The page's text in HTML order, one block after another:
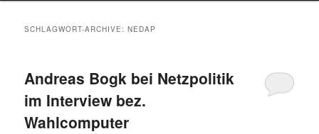
SCHLAGWORT-ARCHIVE:NEDAP
Andreas Bogk bei Netzpolitik
im Interview bez.
Wahlcomputer